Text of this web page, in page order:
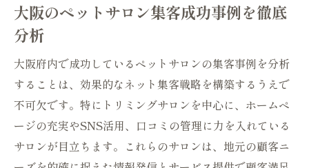
大阪のペットサロン集客成功事例を徹底
分析
大阪府内で成功しているペットサロンの集客事例を分析
することは、効果的なネット集客戦略を構築するうえで
不可欠です。特にトリミングサロンを中心に、ホームペ
ージの充実やSNS活用、口コミの管理に力を入れている
サロンが目立ちます。これらのサロンは、地元の顧客ニ